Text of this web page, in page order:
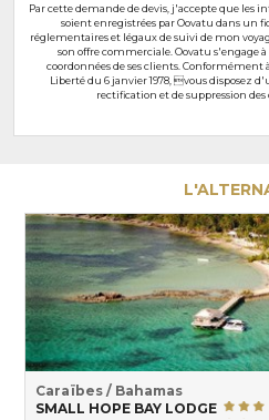
Par cette demande de devis, j'accepte que les
soient enregistrées par Oovatu dans un
réglementaires et légaux de suivi de mon
son offre commerciale. Oovatu s'engage
coordonnées de ses clients.
Liberté du 6 janvier 1978, vous disposez
rectification et de suppression
Caraïbes / Bahamas
SMALL HOPE BAY LODGE